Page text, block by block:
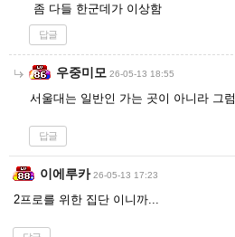
좀 다들 한군데가 이상함
답글
우중미모 26-05-13 18:55
서울대는 일반인 가는 곳이 아니라 그럼
답글
이에루카 26-05-13 17:23
2프로를 위한 집단 이니까...